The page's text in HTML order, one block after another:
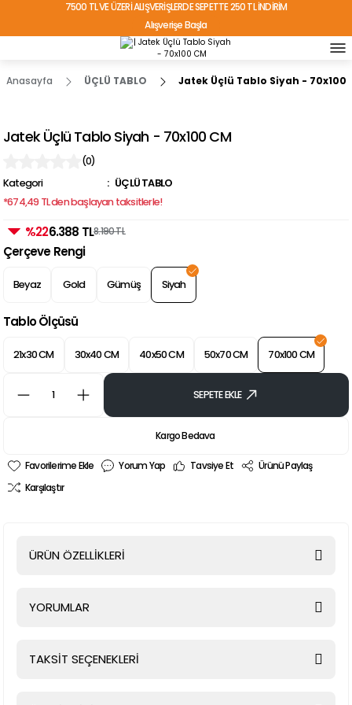
7500 TL VE ÜZERİ ALIŞVERİŞLERDE SEPETTE 250 TL İNDİRİM
Alışverişe Başla
TÜRKİYE'NİN HER YERİNE ÜCRETSİZ KARGO!
Anasayfa ÜÇLÜ TABLO Jatek Üçlü Tablo Siyah - 70x100
Jatek Üçlü Tablo Siyah - 70x100 CM
(0)
Kategori
ÜÇLÜ TABLO
*674,49 TL den başlayan taksitlerle!
%226.388 TL8.190 TL
Çerçeve Rengi
Beyaz Gold Gümüş Siyah
Tablo Ölçüsü
21x30 CM 30x40 CM 40x50 CM 50x70 CM 70x100 CM
SEPETE EKLE
Kargo Bedava
Yorum Yap Tavsiye Et
Ürünü Paylaş
Karşılaştır
ÜRÜN ÖZELLİKLERİ
YORUMLAR
TAKSİT SEÇENEKLERİ